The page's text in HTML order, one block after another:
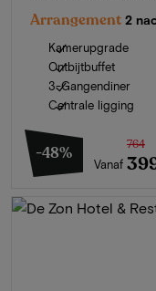
Arrangement 2
Kamerupgrade
Ontbijtbuffet
3-Gangendiner
Centrale ligging
-48%
Vanaf
764